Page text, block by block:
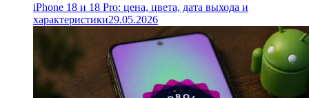
iPhone 18 и 18 Pro: цена, цвета, дата выхода и
характеристики29.05.2026